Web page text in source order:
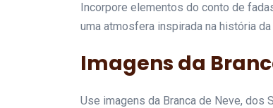
Incorpore elementos do conto de
uma atmosfera inspirada na história da
Imagens da
Use imagens da Branca de Neve, dos